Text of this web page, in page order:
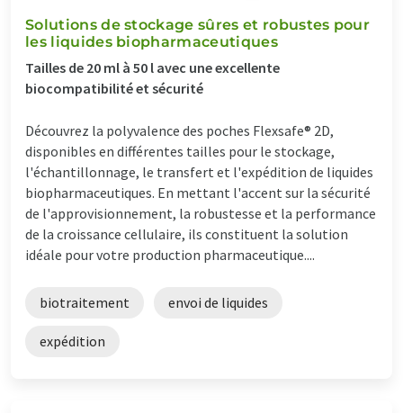
Solutions de stockage sûres et robustes pour
les liquides biopharmaceutiques
Tailles de 20 ml à 50 l avec une excellente
biocompatibilité et sécurité
Découvrez la polyvalence des poches Flexsafe® 2D,
disponibles en différentes tailles pour le stockage,
l'échantillonnage, le transfert et l'expédition de liquides
biopharmaceutiques. En mettant l'accent sur la sécurité
de l'approvisionnement, la robustesse et la performance
de la croissance cellulaire, ils constituent la solution
idéale pour votre production pharmaceutique....
biotraitement envoi de liquides
expédition